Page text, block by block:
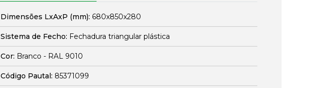
Dimensões LxAxP (mm): 680x850x280
Sistema de Fecho: Fechadura triangular plástica
Cor: Branco - RAL 9010
Código Pautal: 85371099